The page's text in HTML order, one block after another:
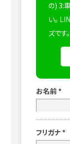
の) 3:
い。
ズです。
お名前 *
フリガナ *